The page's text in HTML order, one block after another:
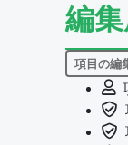
編
項目の編